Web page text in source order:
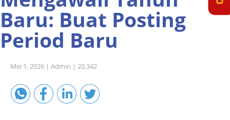
Project Management
Purchasing A/P
Baru: Buat Posting
Period Baru
Mei 1, 2026 | Admin | 20,342